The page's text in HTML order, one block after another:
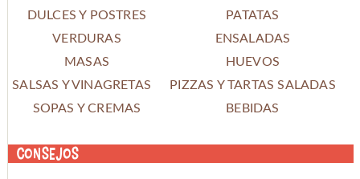
DULCES Y POSTRES
PATATAS
VERDURAS
ENSALADAS
MASAS
HUEVOS
SALSAS Y VINAGRETAS
PIZZAS Y TARTAS SALADAS
SOPAS Y CREMAS
BEBIDAS
Consejos